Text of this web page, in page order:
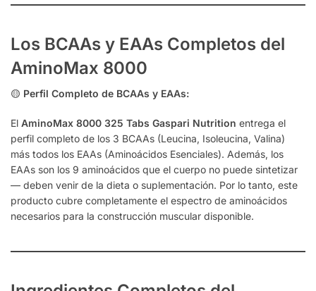
Los BCAAs y EAAs Completos del
AminoMax 8000
🟡 Perfil Completo de BCAAs y EAAs:
El AminoMax 8000 325 Tabs Gaspari Nutrition entrega el
perfil completo de los 3 BCAAs (Leucina, Isoleucina, Valina)
más todos los EAAs (Aminoácidos Esenciales). Además, los
EAAs son los 9 aminoácidos que el cuerpo no puede sintetizar
— deben venir de la dieta o suplementación. Por lo tanto, este
producto cubre completamente el espectro de aminoácidos
necesarios para la construcción muscular disponible.